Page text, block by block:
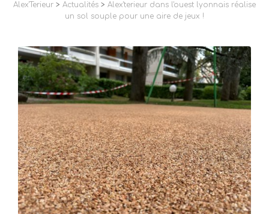
Alex'Terieur > Actualités > Alex'terieur dans l'ouest lyonnais réalise
un sol souple pour une aire de jeux !